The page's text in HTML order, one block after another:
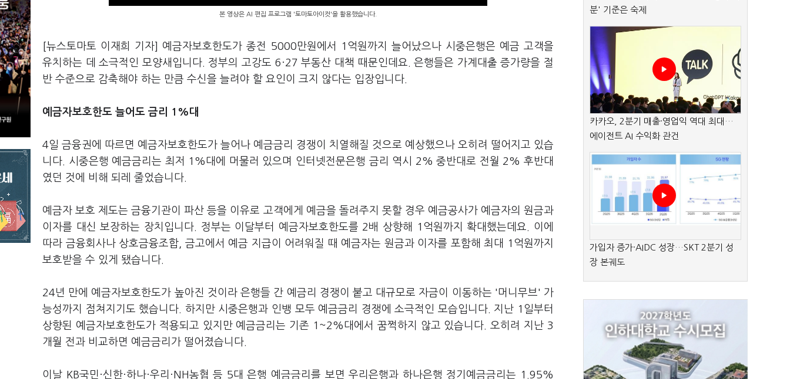
본 영상은 AI 편집 프로그램 '토마토아이컷'을 활용했습니다.
[뉴스토마토 이재희 기자] 예금자보호한도가 종전 5000만원에서 1억원까지 늘어났으나 시중은행은 예금 고객을
유치하는 데 소극적인 모양새입니다. 정부의 고강도 6·27 부동산 대책 때문인데요. 은행들은 가계대출 증가량을 절
반 수준으로 감축해야 하는 만큼 수신을 늘려야 할 요인이 크지 않다는 입장입니다.
예금자보호한도 늘어도 금리 1%대
4일 금융권에 따르면 예금자보호한도가 늘어나 예금금리 경쟁이 치열해질 것으로 예상했으나 오히려 떨어지고 있습
니다. 시중은행 예금금리는 최저 1%대에 머물러 있으며 인터넷전문은행 금리 역시 2% 중반대로 전월 2% 후반대
였던 것에 비해 되레 줄었습니다.
예금자 보호 제도는 금융기관이 파산 등을 이유로 고객에게 예금을 돌려주지 못할 경우 예금공사가 예금자의 원금과
이자를 대신 보장하는 장치입니다. 정부는 이달부터 예금자보호한도를 2배 상향해 1억원까지 확대했는데요. 이에
따라 금융회사나 상호금융조합, 금고에서 예금 지급이 어려워질 때 예금자는 원금과 이자를 포함해 최대 1억원까지
보호받을 수 있게 됐습니다.
24년 만에 예금자보호한도가 높아진 것이라 은행들 간 예금리 경쟁이 붙고 대규모로 자금이 이동하는 '머니무브' 가
능성까지 점쳐지기도 했습니다. 하지만 시중은행과 인뱅 모두 예금금리 경쟁에 소극적인 모습입니다. 지난 1일부터
상향된 예금자보호한도가 적용되고 있지만 예금금리는 기존 1~2%대에서 꿈쩍하지 않고 있습니다. 오히려 지난 3
개월 전과 비교하면 예금금리가 떨어졌습니다.
이날 KB국민·신한·하나·우리·NH농협 등 5대 은행 예금금리를 보면 우리은행과 하나은행 정기예금금리는 1.95%
분' 기준은 숙제
카카오, 2분기 매출·영업익 역대 최대…
에이전트 AI 수익화 관건
가입자 증가·AIDC 성장…SKT 2분기 성
장 본궤도